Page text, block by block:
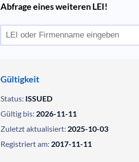
Abfrage eines weiteren LEI!
Gültigkeit
Status: ISSUED
Gültig bis: 2026-11-11
Zuletzt aktualisiert: 2025-10-03
Registriert am: 2017-11-11